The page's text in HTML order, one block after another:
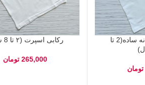
تاپ بندی دخترانه ساده(2 تا
تومان
رکابی اسپرت (۲ تا 8 سال)
265,000 تومان